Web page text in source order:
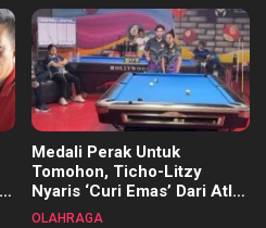
Medali Perak Untuk
Tomohon, Ticho-Litzy
Nyaris ‘Curi Emas’ Dari Atlet
Biliar PON di Porprov Sulut
OLAHRAGA